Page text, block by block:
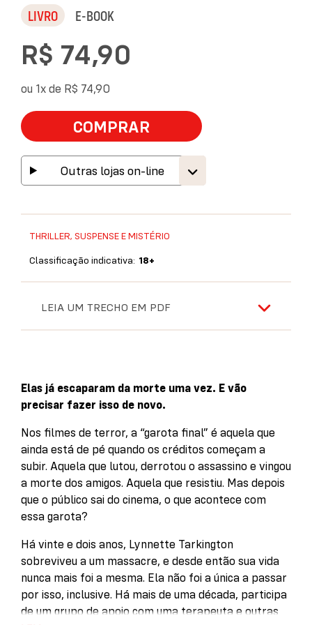
LIVRO E-BOOK
COMPRAR
R$ 74,90
ou 1x de R$ 74,90
Outras lojas on-line
THRILLER, SUSPENSE E MISTÉRIO
Classificação indicativa: 18+
LEIA UM TRECHO EM PDF
Elas já escaparam da morte uma vez. E vão
precisar fazer isso de novo.
Nos filmes de terror, a “garota final” é aquela que
ainda está de pé quando os créditos começam a
subir. Aquela que lutou, derrotou o assassino e vingou
a morte dos amigos. Aquela que resistiu. Mas depois
que o público sai do cinema, o que acontece com
essa garota?
Há vinte e dois anos, Lynnette Tarkington
sobreviveu a um massacre, e desde então sua vida
nunca mais foi a mesma. Ela não foi a única a passar
por isso, inclusive. Há mais de uma década, participa
de um grupo de apoio com uma terapeuta e outras